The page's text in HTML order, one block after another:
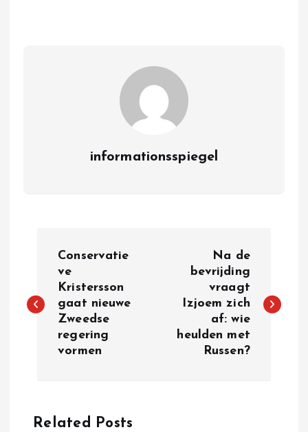
informationsspiegel
s
a
Conservatie
ve
Kristersson
gaat nieuwe
Zweedse
regering
vormen
Na de
bevrijding
vraagt
Izjoem zich
af: wie
heulden met
Russen?
Related Posts